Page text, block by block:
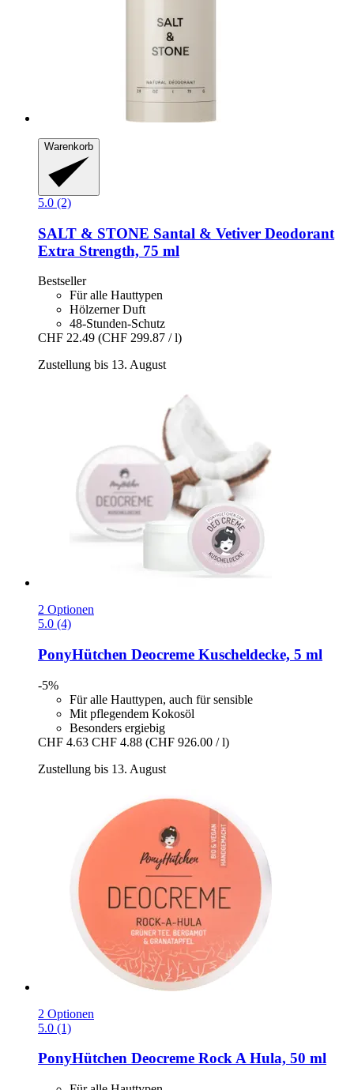
Warenkorb
5.0 (2)
SALT & STONE Santal & Vetiver Deodorant
Extra Strength, 75 ml
Bestseller
Für alle Hauttypen
Hölzerner Duft
48-Stunden-Schutz
CHF 22.49 (CHF 299.87 / l)
Zustellung bis 13. August
2 Optionen
5.0 (4)
PonyHütchen Deocreme Kuscheldecke, 5 ml
-5%
Für alle Hauttypen, auch für sensible
Mit pflegendem Kokosöl
Besonders ergiebig
CHF 4.63 CHF 4.88 (CHF 926.00 / l)
Zustellung bis 13. August
2 Optionen
5.0 (1)
PonyHütchen Deocreme Rock A Hula, 50 ml